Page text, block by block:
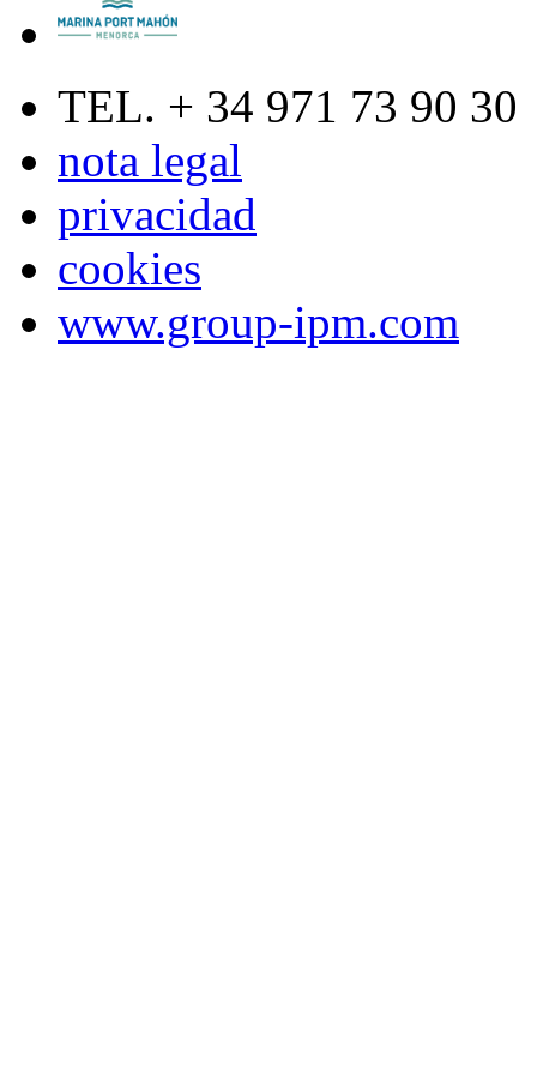
TEL. + 34 971 73 90 30
nota legal
privacidad
cookies
www.group-ipm.com